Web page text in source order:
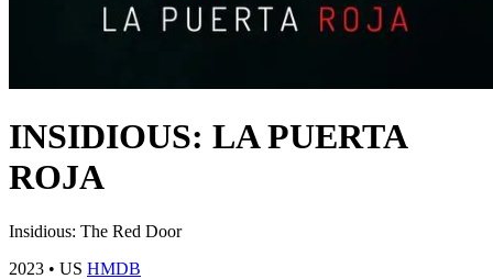
INSIDIOUS: LA PUERTA
ROJA
Insidious: The Red Door
2023 • US HMDB